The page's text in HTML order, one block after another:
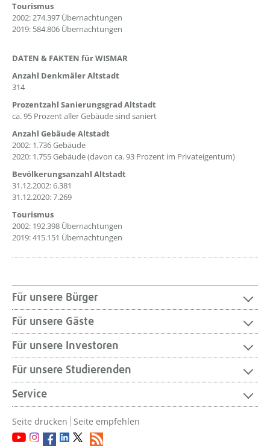
Tourismus
2002: 274.397 Übernachtungen
2019: 584.806 Übernachtungen
DATEN & FAKTEN für WISMAR
Anzahl Denkmäler Altstadt
314
Prozentzahl Sanierungsgrad Altstadt
ca. 95 Prozent aller Gebäude sind saniert
Anzahl Gebäude Altstadt
2002: 1.736 Gebäude
2020: 1.755 Gebäude (davon ca. 93 Prozent im Privateigentum)
Bevölkerungsanzahl Altstadt
31.12.2002: 6.381
31.12.2020: 7.269
Tourismus
2002: 192.398 Übernachtungen
2019: 415.151 Übernachtungen
Für unsere Bürger
Für unsere Gäste
Für unsere Investoren
Für unsere Studierenden
Service
Seite drucken Seite empfehlen